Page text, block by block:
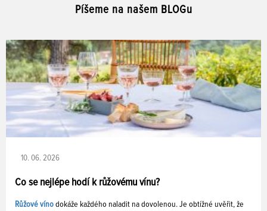
Píšeme na našem BLOGu
10. 06. 2026
Co se nejlépe hodí k růžovému vínu?
Růžové víno dokáže každého naladit na dovolenou. Je obtížné uvěřit, že